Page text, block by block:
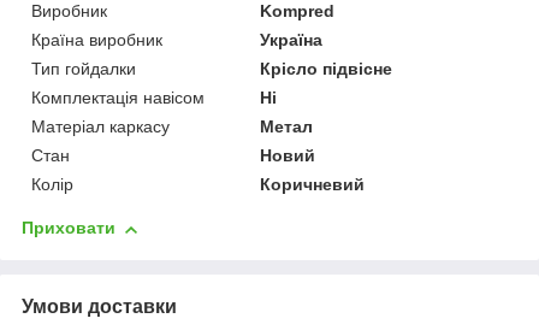
Виробник
Kompred
Країна виробник
Україна
Тип гойдалки
Крісло підвісне
Комплектація навісом
Ні
Матеріал каркасу
Метал
Стан
Новий
Колір
Коричневий
Приховати
Умови доставки